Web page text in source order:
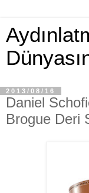
2013/08/16
Daniel
Brogue Deri